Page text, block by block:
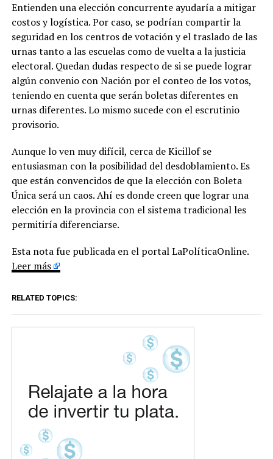
Entienden una elección concurrente ayudaría a mitigar
costos y logística. Por caso, se podrían compartir la
seguridad en los centros de votación y el traslado de las
urnas tanto a las escuelas como de vuelta a la justicia
electoral. Quedan dudas respecto de si se puede lograr
algún convenio con Nación por el conteo de los votos,
teniendo en cuenta que serán boletas diferentes en
urnas diferentes. Lo mismo sucede con el escrutinio
provisorio.
Aunque lo ven muy difícil, cerca de Kicillof se
entusiasman con la posibilidad del desdoblamiento. Es
que están convencidos de que la elección con Boleta
Única será un caos. Ahí es donde creen que lograr una
elección en la provincia con el sistema tradicional les
permitiría diferenciarse.
Esta nota fue publicada en el portal LaPolíticaOnline.
Leer más
RELATED TOPICS: